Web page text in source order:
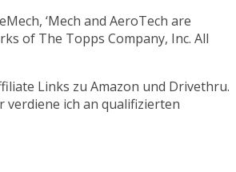
‘Mech and AeroTech are
of The Topps Company, Inc. All
Links zu Amazon und Drivethru.
verdiene ich an qualifizierten